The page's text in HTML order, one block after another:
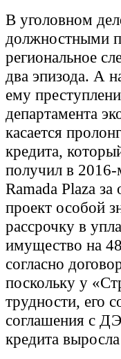
В уголовном
должностными
региональное
два эпизода. А
ему
департамента
касается
кредита,
получил в 2016-
Ramada Plaza
проект особой
рассрочку в
имущество на
согласно
поскольку у
трудности, его
соглашения с
кредита